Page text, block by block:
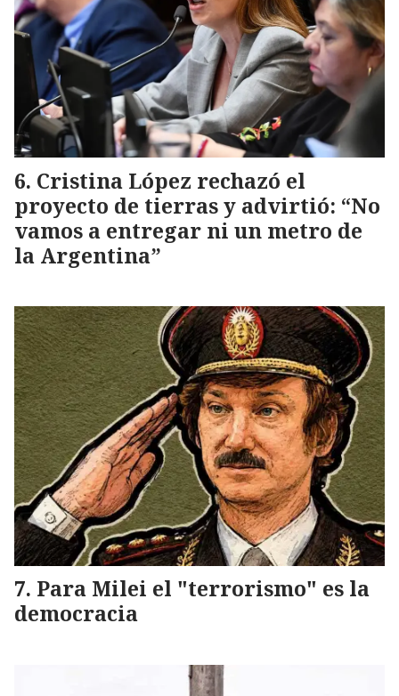
Cristina López rechazó el
proyecto de tierras y advirtió: “No
vamos a entregar ni un metro de
la Argentina”
Para Milei el "terrorismo" es la
democracia